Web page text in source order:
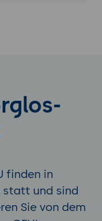
finden in
statt und sind
Sie von dem